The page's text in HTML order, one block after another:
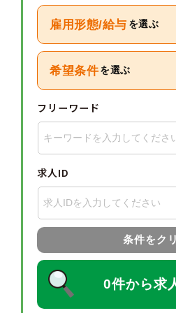
雇用形態/給与 を選ぶ
希望条件 を選ぶ
フリーワード
求人ID
条件をク
0件から求